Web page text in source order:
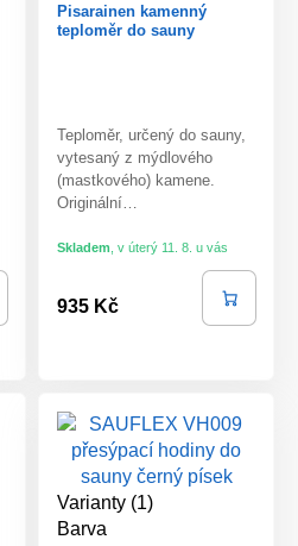
Pisarainen kamenný
teploměr do sauny
Teploměr, určený do sauny,
vytesaný z mýdlového
(mastkového) kamene.
Originální…
Skladem v úterý 11. 8. u vás
935 Kč
Varianty (1)
Barva